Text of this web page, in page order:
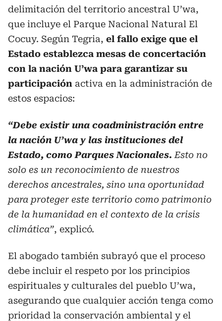
delimitación del territorio ancestral U’wa,
que incluye el Parque Nacional Natural El
Cocuy. Según Tegria, el fallo exige que el
Estado establezca mesas de concertación
con la nación U’wa para garantizar su
participación activa en la administración de
estos espacios:
“Debe existir una coadministración entre
la nación U’wa y las instituciones del
Estado, como Parques Nacionales. Esto no
solo es un reconocimiento de nuestros
derechos ancestrales, sino una oportunidad
para proteger este territorio como patrimonio
de la humanidad en el contexto de la crisis
climática”, explicó.
El abogado también subrayó que el proceso
debe incluir el respeto por los principios
espirituales y culturales del pueblo U’wa,
asegurando que cualquier acción tenga como
prioridad la conservación ambiental y el